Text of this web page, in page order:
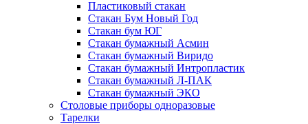
Пластиковый стакан
Стакан Бум Новый Год
Стакан бум ЮГ
Стакан бумажный Асмин
Стакан бумажный Виридо
Стакан бумажный Интропластик
Стакан бумажный Л-ПАК
Стакан бумажный ЭКО
Столовые приборы одноразовые
Тарелки